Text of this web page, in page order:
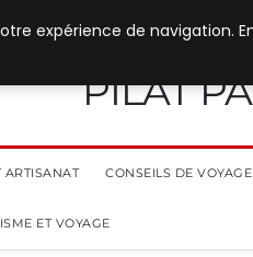
PILAT
ARTISANAT CONSEILS DE VOYAGE
ET VOYAGE
expérience de navigation.